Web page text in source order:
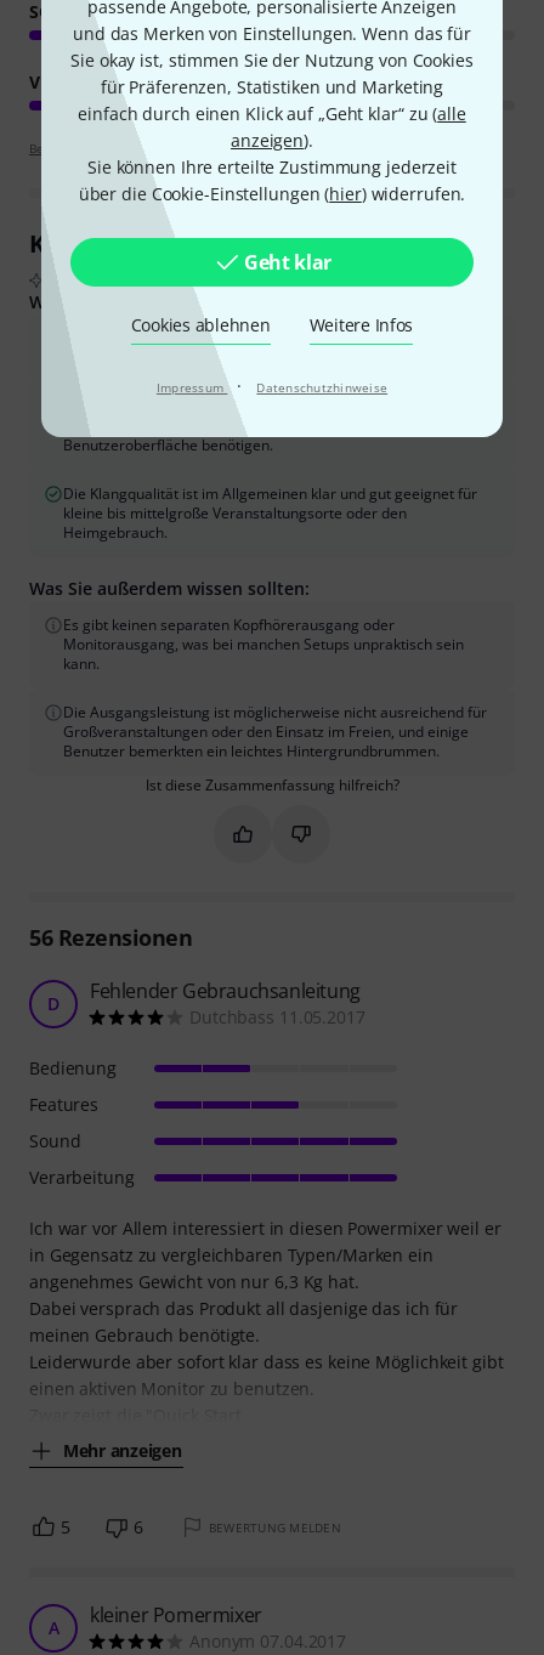
passende Angebote, personalisierte Anzeigen
und das Merken von Einstellungen. Wenn das für
Sie okay ist, stimmen Sie der Nutzung von Cookies
für Präferenzen, Statistiken und Marketing
einfach durch einen Klick auf „Geht klar“ zu (alle
anzeigen).
Sie können Ihre erteilte Zustimmung jederzeit
über die Cookie-Einstellungen (hier) widerrufen.
Geht klar
Cookies ablehnen Weitere Infos
Impressum · Datenschutzhinweise
SOUND
VERARBEITUNG
Bewertungsrichtlinien
Kundenrezensionen im Überblick
Aus echten Käuferbewertungen, zusammengefasst durch KI
Was Käufern gefiel:
Der Mixer bietet ein ausgezeichnetes Preis-Leistungs-Verhältnis
und eine gute Balance zwischen Funktionen und Qualität.
Es ist einfach zu bedienen und einzurichten und eignet sich
daher für Anfänger oder solche, die eine unkomplizierte
Benutzeroberfläche benötigen.
Die Klangqualität ist im Allgemeinen klar und gut geeignet für
kleine bis mittelgroße Veranstaltungsorte oder den
Heimgebrauch.
Was Sie außerdem wissen sollten:
Es gibt keinen separaten Kopfhörerausgang oder
Monitorausgang, was bei manchen Setups unpraktisch sein
kann.
Die Ausgangsleistung ist möglicherweise nicht ausreichend für
Großveranstaltungen oder den Einsatz im Freien, und einige
Benutzer bemerkten ein leichtes Hintergrundbrummen.
Ist diese Zusammenfassung hilfreich?
Markieren Sie diese
Markieren Sie diese
56Rezensionen
D Fehlender Gebrauchsanleitung
Dutchbass 11.05.2017
Ich war vor Allem interessiert in diesen Powermixer weil er
in Gegensatz zu vergleichbaren Typen/Marken ein
angenehmes Gewicht von nur 6,3 Kg hat.
Dabei versprach das Produkt all dasjenige das ich für
meinen Gebrauch benötigte.
Leiderwurde aber sofort klar dass es keine Möglichkeit gibt
einen aktiven Monitor zu benutzen.
Mehr anzeigen
Bedienung
Features
Sound
Verarbeitung
5 6 BEWERTUNG MELDEN
A kleiner Pomermixer
Anonym 07.04.2017